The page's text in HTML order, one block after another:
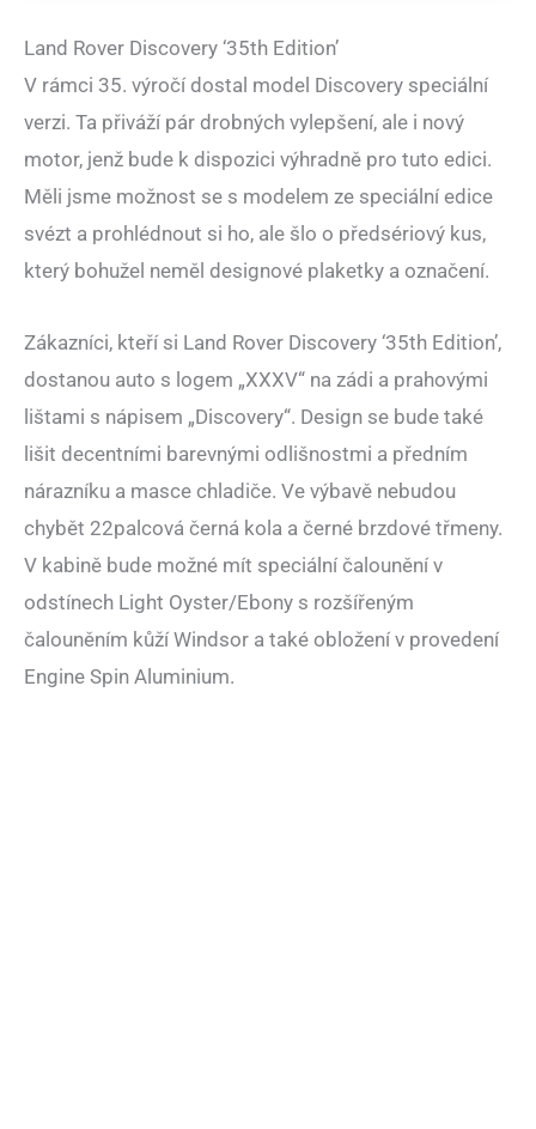
Land Rover Discovery ‘35th Edition’
V rámci 35. výročí dostal model Discovery speciální
verzi. Ta přiváží pár drobných vylepšení, ale i nový
motor, jenž bude k dispozici výhradně pro tuto edici.
Měli jsme možnost se s modelem ze speciální edice
svézt a prohlédnout si ho, ale šlo o předsériový kus,
který bohužel neměl designové plaketky a označení.
Zákazníci, kteří si Land Rover Discovery ‘35th Edition’,
dostanou auto s logem „XXXV“ na zádi a prahovými
lištami s nápisem „Discovery“. Design se bude také
lišit decentními barevnými odlišnostmi a předním
nárazníku a masce chladiče. Ve výbavě nebudou
chybět 22palcová černá kola a černé brzdové třmeny.
V kabině bude možné mít speciální čalounění v
odstínech Light Oyster/Ebony s rozšířeným
čalouněním kůží Windsor a také obložení v provedení
Engine Spin Aluminium.